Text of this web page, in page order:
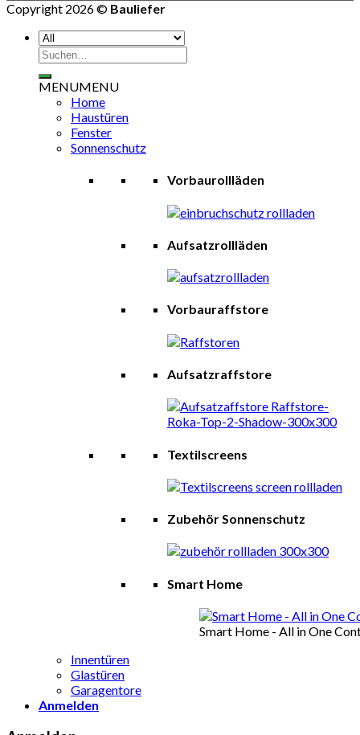
Copyright 2026 © Bauliefer
Suchen
nach:
MENUMENU
Home
Haustüren
Fenster
Sonnenschutz
Vorbaurollläden
Aufsatzrollläden
Vorbauraffstore
Aufsatzraffstore
Textilscreens
Zubehör Sonnenschutz
Smart Home
Smart Home - All in One
Innentüren
Glastüren
Garagentore
Anmelden